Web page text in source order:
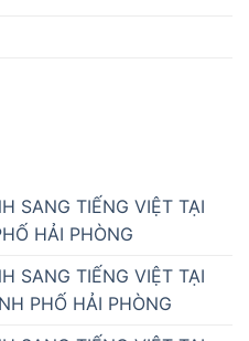
SANG TIẾNG VIỆT TẠI
HẢI PHÒNG
SANG TIẾNG VIỆT TẠI
PHỐ HẢI PHÒNG